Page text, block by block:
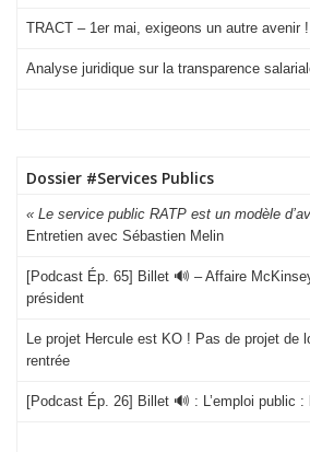
TRACT – 1er mai, exigeons un autre avenir !
Analyse juridique sur la transparence
Dossier #Services Publics
« Le service public RATP est un modèle
Entretien avec Sébastien Melin
[Podcast Ép. 65] Billet 🔊 – Affaire
président
Le projet Hercule est KO ! Pas de projet de
rentrée
[Podcast Ép. 26] Billet 🔊 : L’emploi public